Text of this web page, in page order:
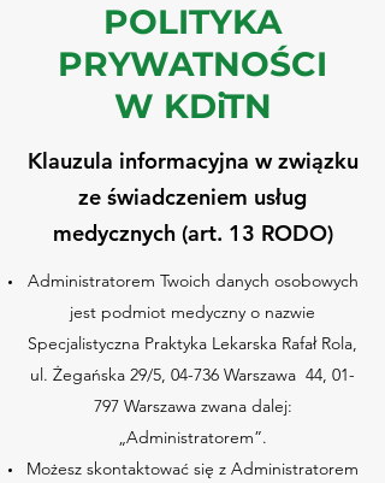
POLITYKA
PRYWATNOŚCI
W KDiTN
Klauzula informacyjna w związku
ze świadczeniem usług
medycznych (art. 13 RODO)
Administratorem Twoich danych osobowych
jest podmiot medyczny o nazwie
Specjalistyczna Praktyka Lekarska Rafał Rola,
ul. Żegańska 29/5, 04-736 Warszawa 44, 01-
797 Warszawa zwana dalej:
„Administratorem”.
Możesz skontaktować się z Administratorem